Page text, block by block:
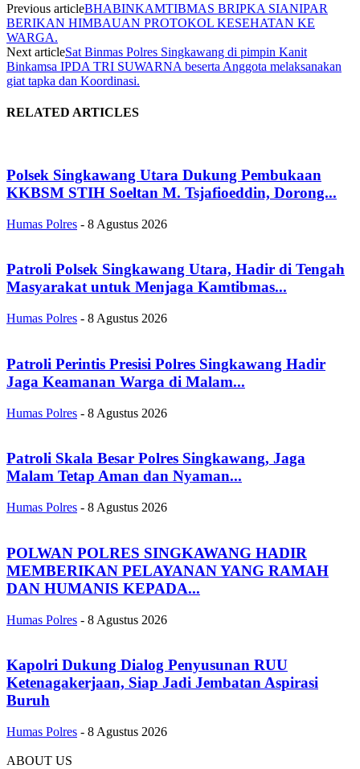
Previous articleBHABINKAMTIBMAS BRIPKA SIANIPAR
BERIKAN HIMBAUAN PROTOKOL KESEHATAN KE
WARGA.
Next articleSat Binmas Polres Singkawang di pimpin Kanit
Binkamsa IPDA TRI SUWARNA beserta Anggota melaksanakan
giat tapka dan Koordinasi.
RELATED ARTICLES
Polsek Singkawang Utara Dukung Pembukaan
KKBSM STIH Soeltan M. Tsjafioeddin, Dorong...
Humas Polres - 8 Agustus 2026
Patroli Polsek Singkawang Utara, Hadir di Tengah
Masyarakat untuk Menjaga Kamtibmas...
Humas Polres - 8 Agustus 2026
Patroli Perintis Presisi Polres Singkawang Hadir
Jaga Keamanan Warga di Malam...
Humas Polres - 8 Agustus 2026
Patroli Skala Besar Polres Singkawang, Jaga
Malam Tetap Aman dan Nyaman...
Humas Polres - 8 Agustus 2026
POLWAN POLRES SINGKAWANG HADIR
MEMBERIKAN PELAYANAN YANG RAMAH
DAN HUMANIS KEPADA...
Humas Polres - 8 Agustus 2026
Kapolri Dukung Dialog Penyusunan RUU
Ketenagakerjaan, Siap Jadi Jembatan Aspirasi
Buruh
Humas Polres - 8 Agustus 2026
ABOUT US